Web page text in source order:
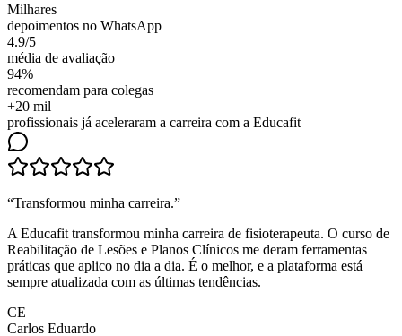
Milhares
depoimentos no WhatsApp
4.9/5
média de avaliação
94%
recomendam para colegas
+20 mil
profissionais já aceleraram a carreira com a Educafit
“Transformou minha carreira.”
A Educafit transformou minha carreira de fisioterapeuta. O curso de
Reabilitação de Lesões e Planos Clínicos me deram ferramentas
práticas que aplico no dia a dia. É o melhor, e a plataforma está
sempre atualizada com as últimas tendências.
CE
Carlos Eduardo